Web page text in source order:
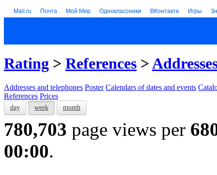
Mail.ru Почта Мой Мир Одноклассники ВКонтакте Игры
Rating > References >
Addresses and telephones Poster Calendars of dates and events
References Prices
day week month
780,703 page views per
00:00.